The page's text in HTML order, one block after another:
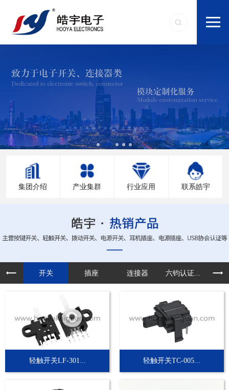
集团介绍 产业集群 行业应用 联系皓宇
开关 插座 连接器 六钧认证... 定
轻触开关LF-301... 轻触开关TC-005...